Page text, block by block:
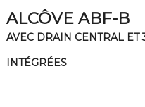
ALCÔVE ABF-B
AVEC DRAIN CENTRAL
INTÉGRÉES